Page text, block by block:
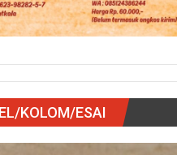
KOLOM/ESAI